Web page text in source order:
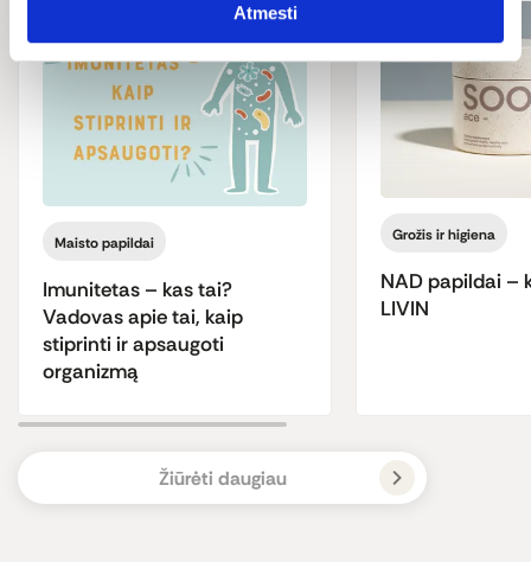
Atmesti
Maisto papildai
Imunitetas – kas tai?
Vadovas apie tai, kaip
stiprinti ir apsaugoti
organizmą
Grožis ir higiena
NAD papildai –
LIVIN
Žiūrėti daugiau